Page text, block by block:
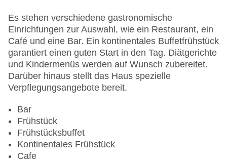
Haustiere auf Anfrage: ohne Gebühr
Zimmerservice
Gesamtanzahl der Stockwerke: 4
Gesamtanzahl der Zimmer: 187
Pools:Beheizter Außenpool, Indoor Pool, Outdoor
Pool, Liegen am Pool
Landeskategorie: 4 Sterne
Es stehen verschiedene gastronomische
Einrichtungen zur Auswahl, wie ein Restaurant, ein
Café und eine Bar. Ein kontinentales Buffetfrühstück
garantiert einen guten Start in den Tag. Diätgerichte
und Kindermenüs werden auf Wunsch zubereitet.
Darüber hinaus stellt das Haus spezielle
Verpflegungsangebote bereit.
Bar
Frühstück
Frühstücksbuffet
Kontinentales Frühstück
Cafe